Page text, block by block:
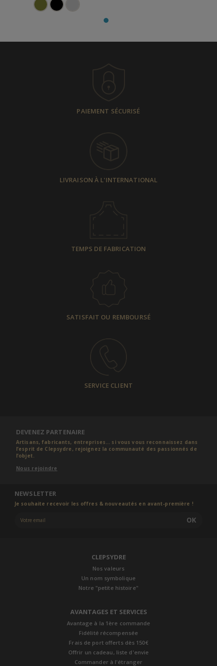
PAIEMENT SÉCURISÉ
LIVRAISON À L'INTERNATIONAL
TEMPS DE FABRICATION
SATISFAIT OU REMBOURSÉ
SERVICE CLIENT
DEVENEZ PARTENAIRE
Artisans, fabricants, entreprises... si vous vous reconnaissez dans
l’esprit de Clepsydre, rejoignez la communauté des passionnés de
l’objet.
Nous rejoindre
NEWSLETTER
Je souhaite recevoir les offres & nouveautés en avant-première !
OK
CLEPSYDRE
Nos valeurs
Un nom symbolique
Notre "petite histoire"
AVANTAGES ET SERVICES
Avantage à la 1ère commande
Fidélité récompensée
Frais de port offerts dès 150€
Offrir un cadeau, liste d'envie
Commander à l'étranger